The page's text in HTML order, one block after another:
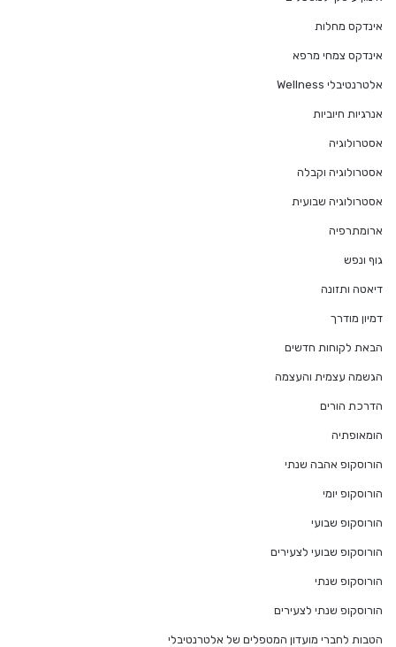
אינדקס מחלות
אינדקס צמחי מרפא
אלטרנטיבלי Wellness
אנרגיות חיוביות
אסטרולוגיה
אסטרולוגיה וקבלה
אסטרולוגיה שבועית
ארומתרפיה
גוף ונפש
דיאטה ותזונה
דמיון מודרך
הבאת לקוחות חדשים
הגשמה עצמית והעצמה
הדרכת הורים
הומאופתיה
הורוסקופ אהבה שנתי
הורוסקופ יומי
הורוסקופ שבועי
הורוסקופ שבועי לצעירים
הורוסקופ שנתי
הורוסקופ שנתי לצעירים
הטבות לחברי מועדון המטפלים של אלטרנטיבלי